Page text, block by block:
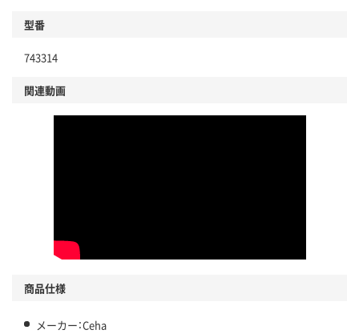
型番
743314
関連動画
商品仕様
メーカー：Ceha